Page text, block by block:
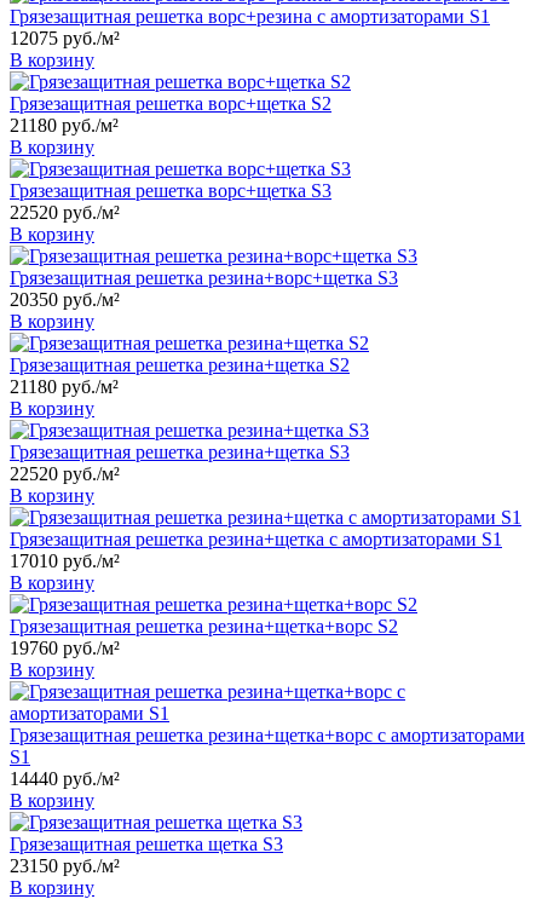
Грязезащитная решетка ворс+резина с амортизаторами S1
12075 руб./м²
В корзину
Грязезащитная решетка ворс+щетка S2
21180 руб./м²
В корзину
Грязезащитная решетка ворс+щетка S3
22520 руб./м²
В корзину
Грязезащитная решетка резина+ворс+щетка S3
20350 руб./м²
В корзину
Грязезащитная решетка резина+щетка S2
21180 руб./м²
В корзину
Грязезащитная решетка резина+щетка S3
22520 руб./м²
В корзину
Грязезащитная решетка резина+щетка с амортизаторами S1
17010 руб./м²
В корзину
Грязезащитная решетка резина+щетка+ворс S2
19760 руб./м²
В корзину
Грязезащитная решетка резина+щетка+ворс с амортизаторами
S1
14440 руб./м²
В корзину
Грязезащитная решетка щетка S3
23150 руб./м²
В корзину